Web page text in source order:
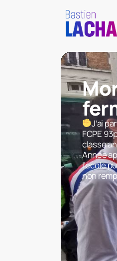
J’ai
FCPE
classe
Année
l’école
non